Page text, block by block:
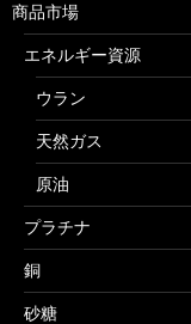
商品市場
エネルギー資源
ウラン
天然ガス
原油
プラチナ
銅
砂糖